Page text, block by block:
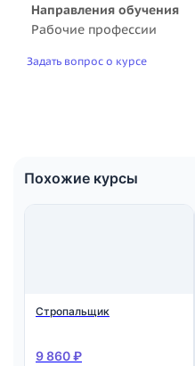
Направления обучения
Рабочие профессии
Задать вопрос о курсе
Похожие курсы
Стропальщик
9 860 ₽